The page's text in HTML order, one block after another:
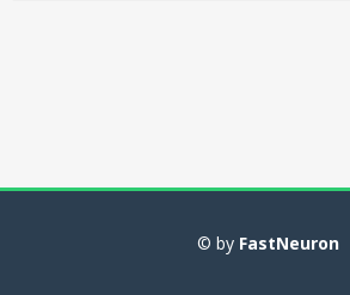
© by FastNeuron